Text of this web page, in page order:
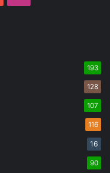
193
128
107
116
16
90